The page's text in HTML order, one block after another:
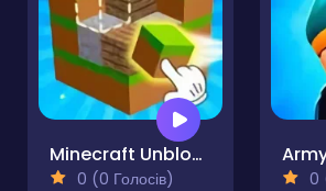
Minecraft Unblocked Online
0 (0 Голосів) 0